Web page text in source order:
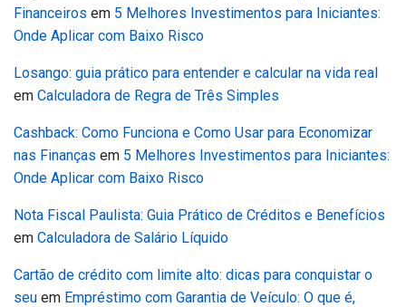
Financeiros em 5 Melhores Investimentos para Iniciantes:
Onde Aplicar com Baixo Risco
Losango: guia prático para entender e calcular na vida real
em Calculadora de Regra de Três Simples
Cashback: Como Funciona e Como Usar para Economizar
nas Finanças em 5 Melhores Investimentos para Iniciantes:
Onde Aplicar com Baixo Risco
Nota Fiscal Paulista: Guia Prático de Créditos e Benefícios
em Calculadora de Salário Líquido
Cartão de crédito com limite alto: dicas para conquistar o
seu em Empréstimo com Garantia de Veículo: O que é,